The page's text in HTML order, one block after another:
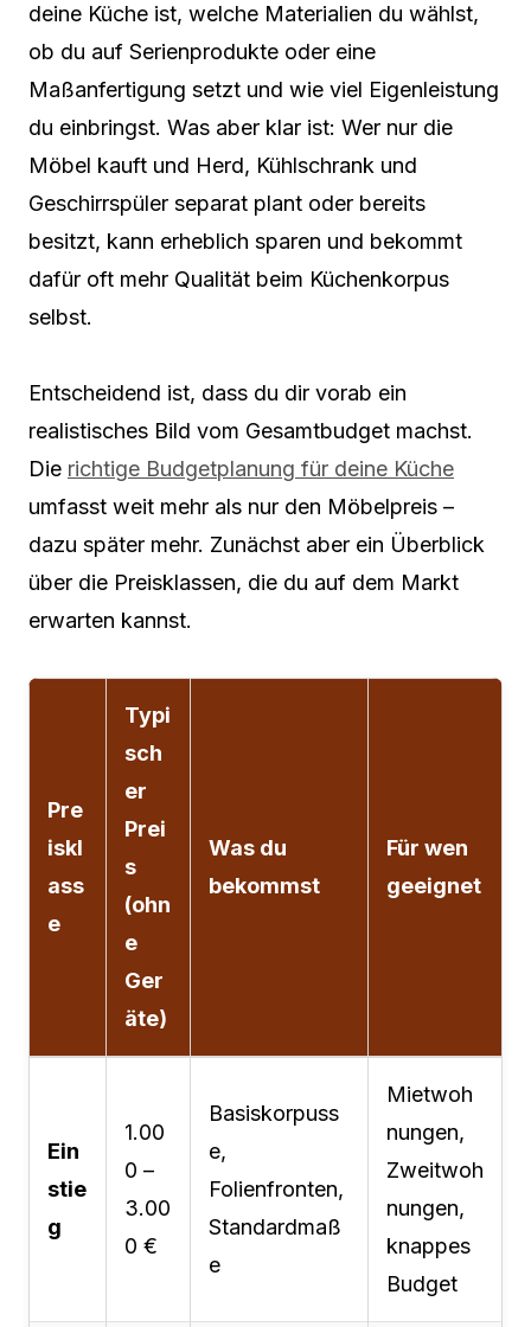
deine Küche ist, welche Materialien du wählst,
ob du auf Serienprodukte oder eine
Maßanfertigung setzt und wie viel Eigenleistung
du einbringst. Was aber klar ist: Wer nur die
Möbel kauft und Herd, Kühlschrank und
Geschirrspüler separat plant oder bereits
besitzt, kann erheblich sparen und bekommt
dafür oft mehr Qualität beim Küchenkorpus
selbst.
Entscheidend ist, dass du dir vorab ein
realistisches Bild vom Gesamtbudget machst.
Die richtige Budgetplanung für deine Küche
umfasst weit mehr als nur den Möbelpreis –
dazu später mehr. Zunächst aber ein Überblick
über die Preisklassen, die du auf dem Markt
erwarten kannst.
Pre
iskl
ass
e
Typi
sch
er
Prei
s
(ohn
e
Ger
äte)
Was du
bekommst
Für wen
geeignet
Ein
stie
g
1.00
0 –
3.00
0 €
Basiskorpuss
e,
Folienfronten,
Standardmaß
e
Mietwoh
nungen,
Zweitwoh
nungen,
knappes
Budget